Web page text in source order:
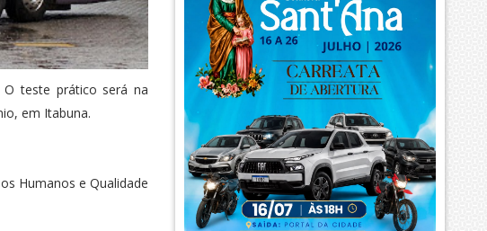
teste prático será na
em Itabuna.
Humanos e Qualidade